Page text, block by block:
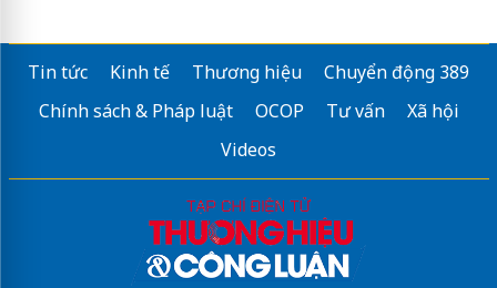
Tin tức Kinh tế Thương hiệu
Chuyển động 389
Chính sách & Pháp luật
OCOP Tư vấn
Xã hội
Videos